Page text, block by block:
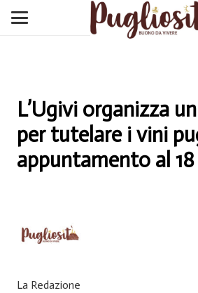
L’Ugivi organizza
per tutelare i vini
appuntamento al
La Redazione